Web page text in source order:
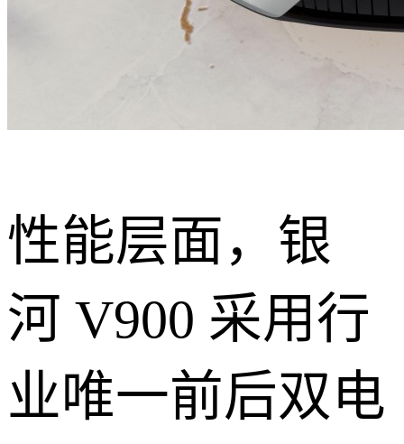
性能层面，银
河 V900 采用行
业唯一前后双电